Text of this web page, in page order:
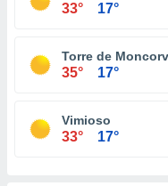
33° 17°
Torre de
35° 17°
Vimioso
33° 17°